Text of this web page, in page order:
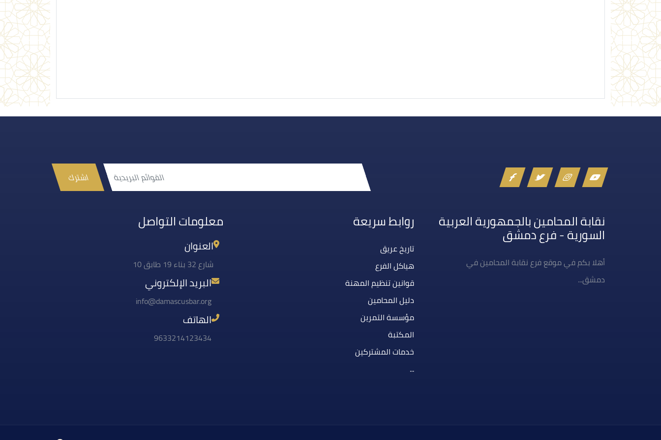
اشترك
نقابة المحامين بالجمهورية العربية
السورية - فرع دمشق
أهلا بكم في موقع فرع نقابة المحامين في
دمشق...
روابط سريعة
تاريخ عريق
هياكل الفرع
قوانين تنظيم المهنة
دليل المحامين
مؤسسة التمرين
المكتبة
خدمات المشتركين
...
معلومات التواصل
العنوان
شارع 32 بناء 19 طابق 10
البريد الإلكتروني
info@damascusbar.org
الهاتف
9633214123434